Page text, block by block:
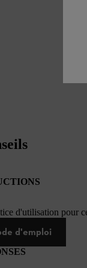
d'utilisation pour
d'emploi